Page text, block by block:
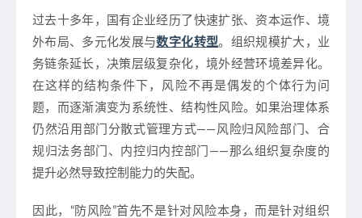
过去十多年，国有企业经历了快速扩张、资本运作、境
外布局、多元化发展与数字化转型。组织规模扩大，业
务链条延长，决策层级复杂化，境外经营环境差异化。
在这样的结构条件下，风险不再是偶发的个体行为问
题，而逐渐演变为系统性、结构性风险。如果治理体系
仍然沿用部门分散式管理方式——风险归风险部门、合
规归法务部门、内控归内控部门——那么组织复杂度的
提升必然导致控制能力的失配。
因此，“防风险”首先不是针对风险本身，而是针对组织